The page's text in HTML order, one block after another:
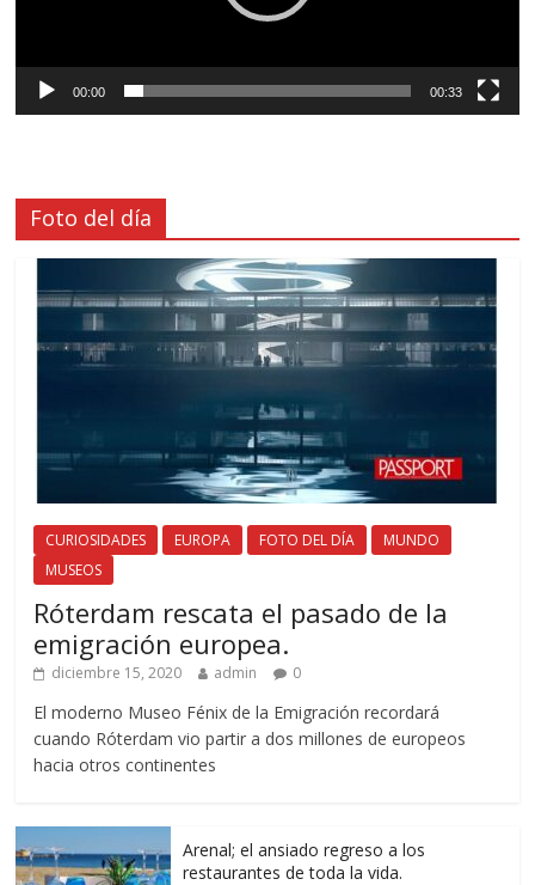
00:00 00:33
Foto del día
CURIOSIDADES EUROPA FOTO DEL DÍA
MUNDO
MUSEOS
Róterdam rescata el pasado de la
emigración europea.
diciembre 15, 2020 admin 0
El moderno Museo Fénix de la Emigración recordará
cuando Róterdam vio partir a dos millones de europeos
hacia otros continentes
Arenal; el ansiado regreso a los
restaurantes de toda la vida.